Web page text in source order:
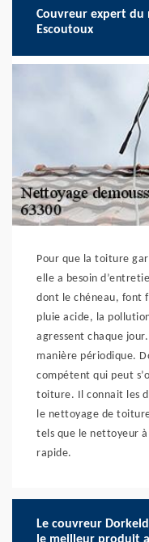
Couvreur expert
Escoutoux
Pour que la toiture
elle a besoin
dont le chéneau, font
pluie acide, la
agressent chaque
manière périodique.
compétent qui peut
toiture. Il connait les
le nettoyage de
tels que le nettoyeur
rapide.
Le couvreur